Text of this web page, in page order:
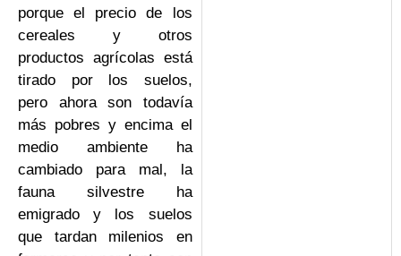
porque el precio de los
cereales y otros
productos agrícolas está
tirado por los suelos,
pero ahora son todavía
más pobres y encima el
medio ambiente ha
cambiado para mal, la
fauna silvestre ha
emigrado y los suelos
que tardan milenios en